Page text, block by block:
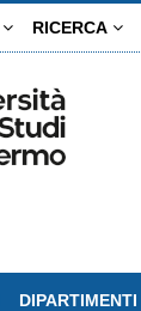
RICERCA
DIPARTIMENTI